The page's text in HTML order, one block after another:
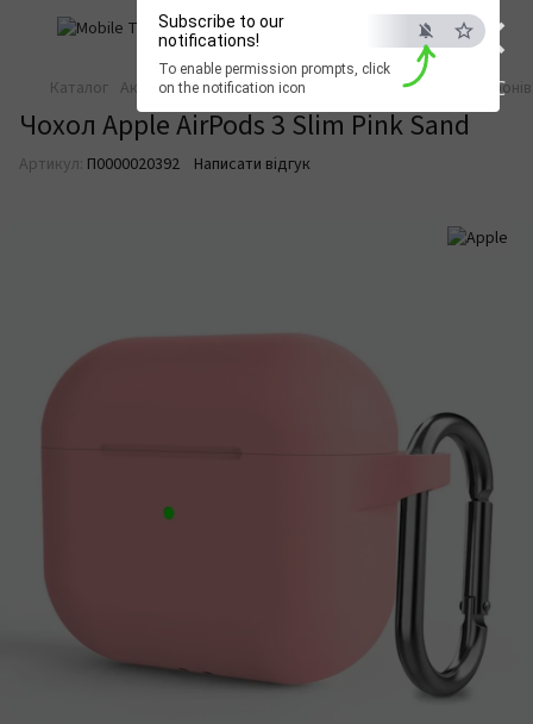
×
ESC
Subscribe to our
notifications!
To enable permission prompts, click
on the notification icon
Каталог Аксесуари для смартфонів Аксесуари для
Чохол Apple AirPods 3 Slim Pink Sand
Артикул: П0000020392 Написати відгук